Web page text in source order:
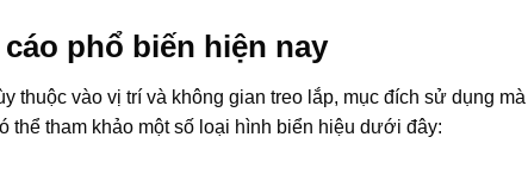
phổ biến hiện nay
thuộc vào vị trí và không gian treo lắp, mục đích sử dụng
thể tham khảo một số loại hình biển hiệu dưới đây: